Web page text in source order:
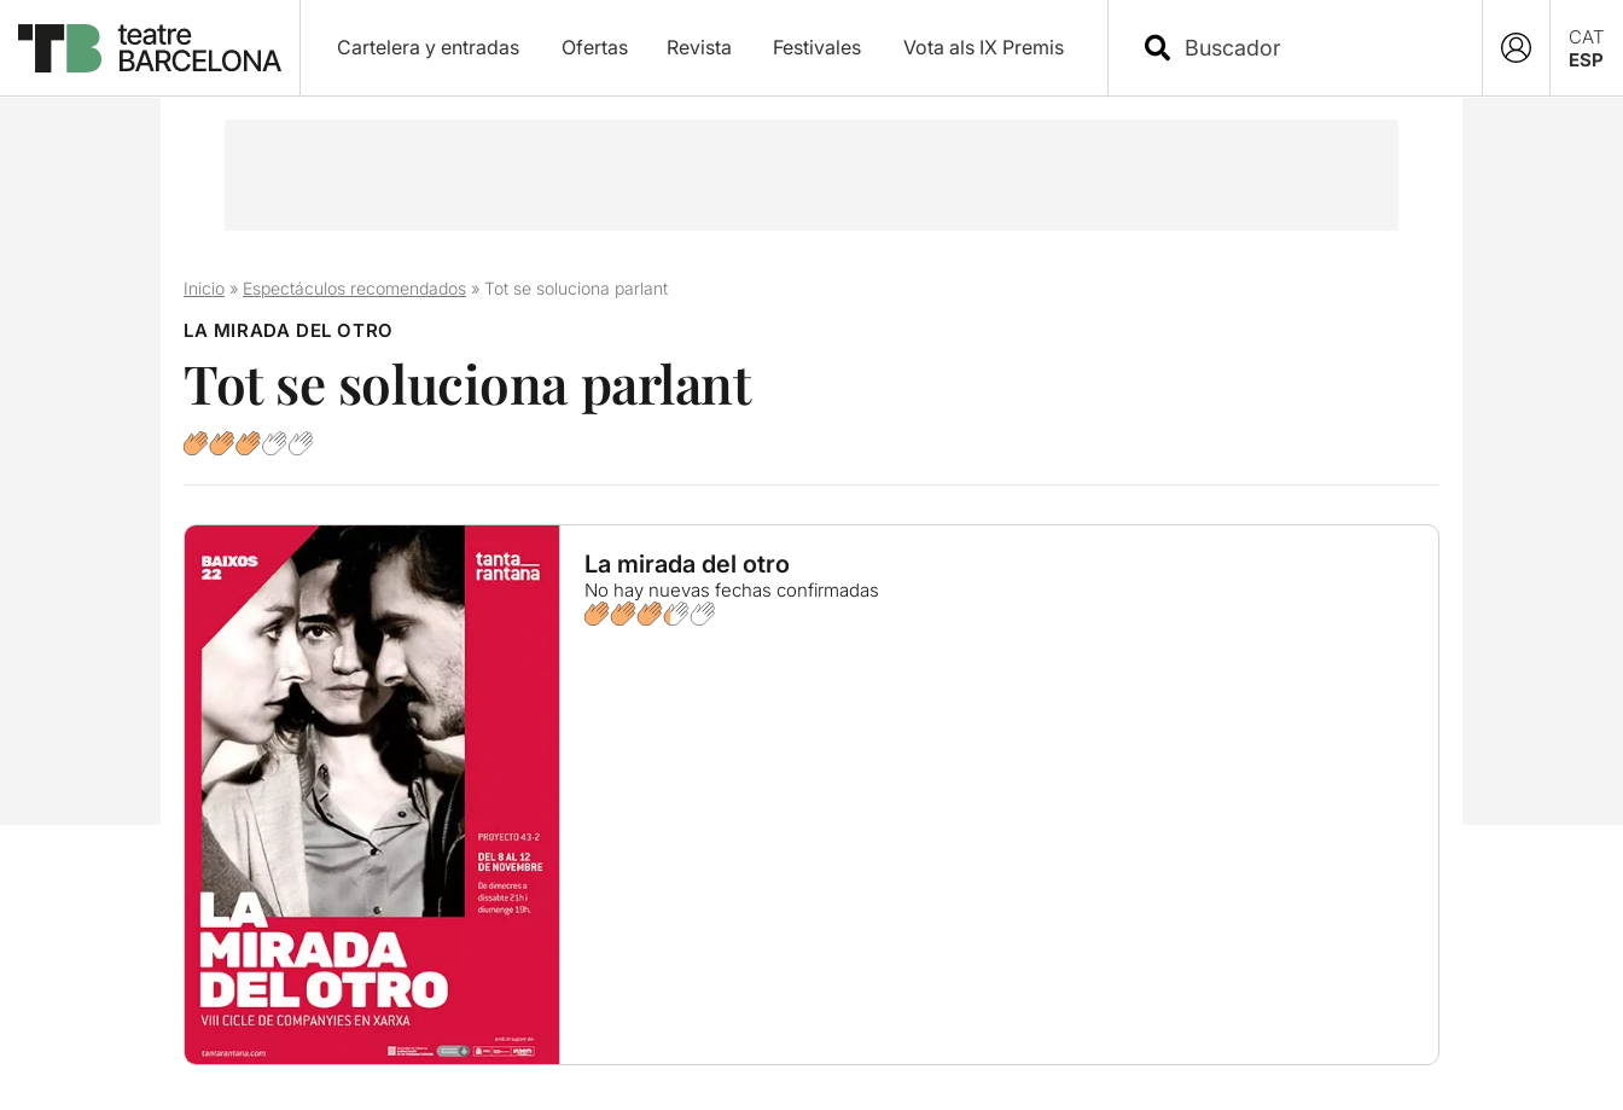
Cartelera y entradas Ofertas Revista Festivales Vota als IX Premis
CAT
ESP
Inicio» Espectáculos recomendados» Tot se soluciona parlant
LA MIRADA DEL OTRO
Tot se soluciona parlant
La mirada del otro
No hay nuevas fechas confirmadas